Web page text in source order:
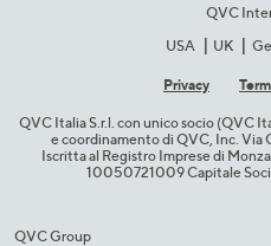
QVC
USA
UK
Privacy
QVC Italia S.r.l. con unico socio (QVC
e coordinamento di QVC, Inc. Via
Iscritta al Registro Imprese di
10050721009 Capitale
QVC Group